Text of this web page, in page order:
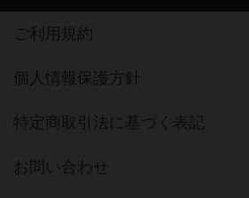
ご利用規約
個人情報保護方針
特定商取引法に基づく表記
お問い合わせ